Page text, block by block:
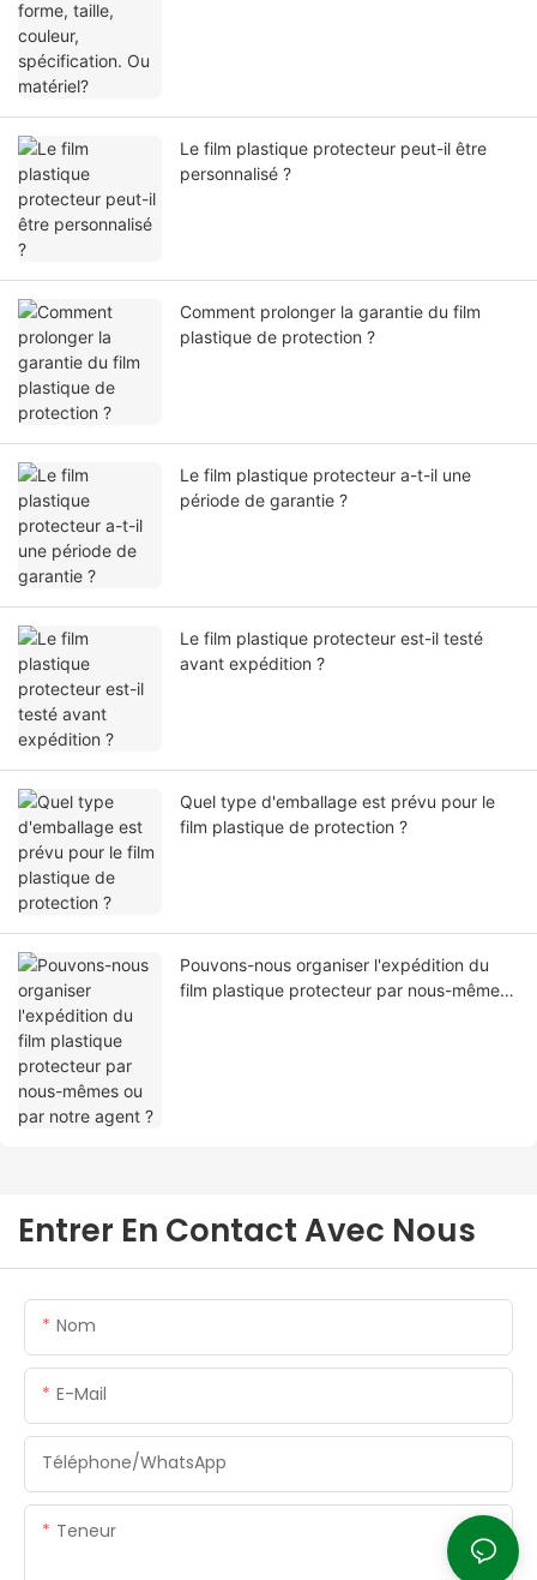
Le film plastique protecteur peut-il être
personnalisé ?
Comment prolonger la garantie du film
plastique de protection ?
Le film plastique protecteur a-t-il une
période de garantie ?
Le film plastique protecteur est-il testé
avant expédition ?
Quel type d'emballage est prévu pour le
film plastique de protection ?
Pouvons-nous organiser l'expédition du
film plastique protecteur par nous-mêmes
Entrer En Contact Avec Nous
Nom
E-Mail
Téléphone/WhatsApp
Teneur